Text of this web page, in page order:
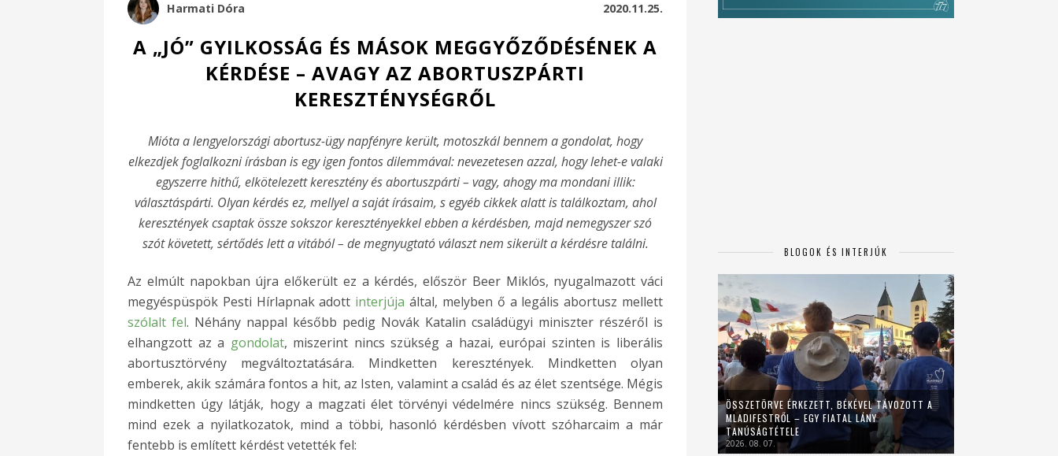
Harmati Dóra 2020.11.25.
A „JÓ” GYILKOSSÁG ÉS MÁSOK MEGGYŐZŐDÉSÉNEK A
KÉRDÉSE – AVAGY AZ ABORTUSZPÁRTI
KERESZTÉNYSÉGRŐL
Mióta a lengyelországi abortusz-ügy napfényre került, motoszkál bennem a gondolat, hogy
elkezdjek foglalkozni írásban is egy igen fontos dilemmával: nevezetesen azzal, hogy lehet-e valaki
egyszerre hithű, elkötelezett keresztény és abortuszpárti – vagy, ahogy ma mondani illik:
választáspárti. Olyan kérdés ez, mellyel a saját írásaim, s egyéb cikkek alatt is találkoztam, ahol
keresztények csaptak össze sokszor keresztényekkel ebben a kérdésben, majd nemegyszer szó
szót követett, sértődés lett a vitából – de megnyugtató választ nem sikerült a kérdésre találni.
Az elmúlt napokban újra előkerült ez a kérdés, először Beer Miklós, nyugalmazott váci
megyéspüspök Pesti Hírlapnak adott interjúja által, melyben ő a legális abortusz mellett
szólalt fel. Néhány nappal később pedig Novák Katalin családügyi miniszter részéről is
elhangzott az a gondolat, miszerint nincs szükség a hazai, európai szinten is liberális
abortusztörvény megváltoztatására. Mindketten keresztények. Mindketten olyan
emberek, akik számára fontos a hit, az Isten, valamint a család és az élet szentsége. Mégis
mindketten úgy látják, hogy a magzati élet törvényi védelmére nincs szükség. Bennem
mind ezek a nyilatkozatok, mind a többi, hasonló kérdésben vívott szóharcaim a már
fentebb is említett kérdést vetették fel:
BLOGOK ÉS INTERJÚK
ÖSSZETÖRVE ÉRKEZETT, BÉKÉVEL TÁVOZOTT A
MLADIFESTRŐL – EGY FIATAL LÁNY
TANÚSÁGTÉTELE
2026. 08. 07.